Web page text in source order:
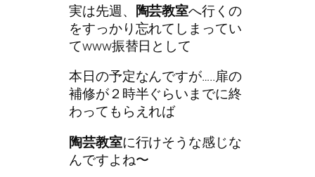
実は先週、 陶芸教室へ行くの
をすっかり忘れてしまってい
てwww振替日として
本日の予定なんですが…..扉の
補修が２時半ぐらいまでに終
わってもらえれば
陶芸教室に行けそうな感じな
んですよね〜